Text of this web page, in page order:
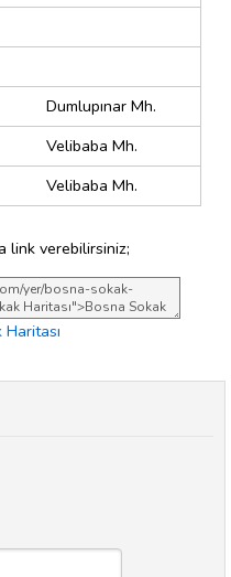
Dumlupınar Mh.
Velibaba Mh.
Velibaba Mh.
link verebilirsiniz;